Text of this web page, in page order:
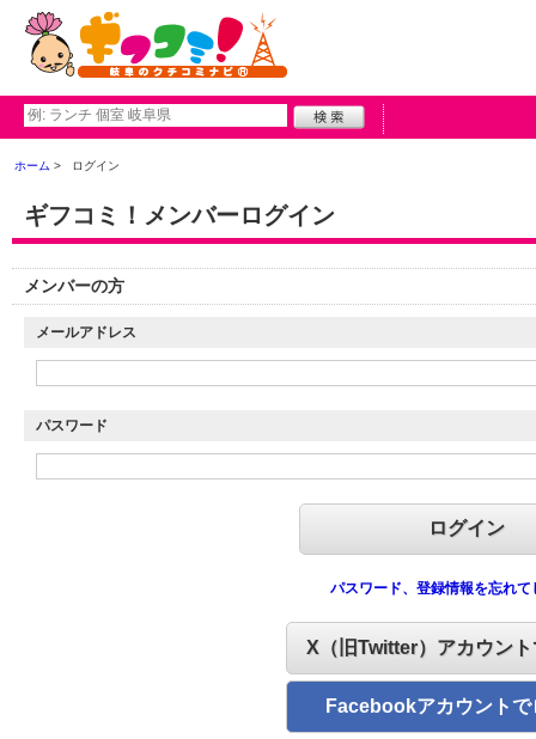
ホーム ログイン
ギフコミ！メンバーログイン
メンバーの方
メールアドレス
パスワード
パスワード、登録情報を忘れて
X（旧Twitter）アカウン
Facebookアカウントで